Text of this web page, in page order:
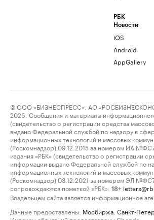
РБК
Новости
iOS
Android
AppGallery
© ООО «БИЗНЕСПРЕСС», АО
2026. Сообщения и материалы
(свидетельство о регистрации средства
выдано Федеральной службой по надзору в
информационных технологий и массовых
(Роскомнадзор) 09.12.2015 за номером ИА
издания «РБК» (свидетельство о регистрации
информации выдано Федеральной службой по
информационных технологий и массовых
(Роскомнадзор) 03.12.2021 за номером ЭЛ
сопровождаются пометкой «РБК».
18+
Владельцем сайта является информационное
Данные предоставлены: Мосбиржа Санкт-